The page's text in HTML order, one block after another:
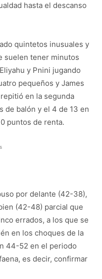
hasta el descanso
quintetos inusuales y
suelen tener minutos
y Pnini jugando
pequeños y James
en la segunda
de balón y el 4 de 13 en
puntos de renta.
por delante (42-38),
(42-48) parcial que
errados, a los que se
en los choques de la
44-52 en el periodo
es decir, confirmar